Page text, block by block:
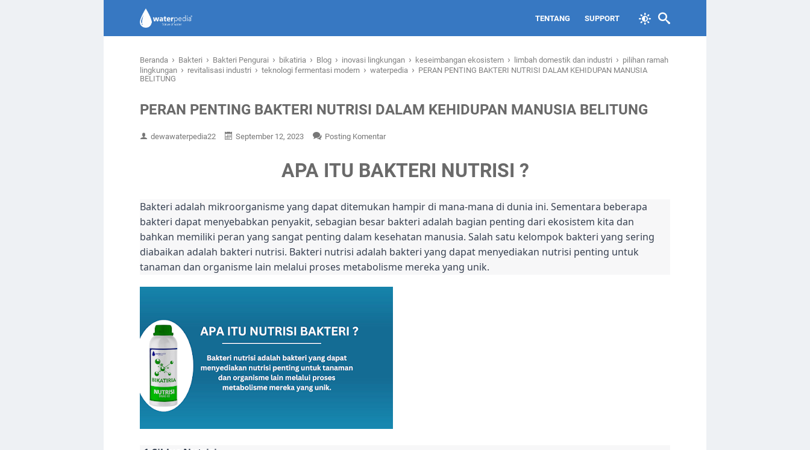
TENTANG SUPPORT
Beranda › Bakteri › Bakteri Pengurai › bikatiria › Blog › inovasi lingkungan › keseimbangan ekosistem › limbah domestik dan industri › pilihan ramah
lingkungan › revitalisasi industri › teknologi fermentasi modern › waterpedia › PERAN PENTING BAKTERI NUTRISI DALAM KEHIDUPAN MANUSIA
BELITUNG
PERAN PENTING BAKTERI NUTRISI DALAM KEHIDUPAN MANUSIA BELITUNG
dewawaterpedia22 September 12, 2023 Posting Komentar
APA ITU BAKTERI NUTRISI ?
Bakteri adalah mikroorganisme yang dapat ditemukan hampir di mana-mana di dunia ini. Sementara beberapa
bakteri dapat menyebabkan penyakit, sebagian besar bakteri adalah bagian penting dari ekosistem kita dan
bahkan memiliki peran yang sangat penting dalam kesehatan manusia. Salah satu kelompok bakteri yang sering
diabaikan adalah bakteri nutrisi. Bakteri nutrisi adalah bakteri yang dapat menyediakan nutrisi penting untuk
tanaman dan organisme lain melalui proses metabolisme mereka yang unik.